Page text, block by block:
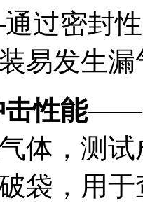
过密封性
易发生
性能——
体，测
袋，用